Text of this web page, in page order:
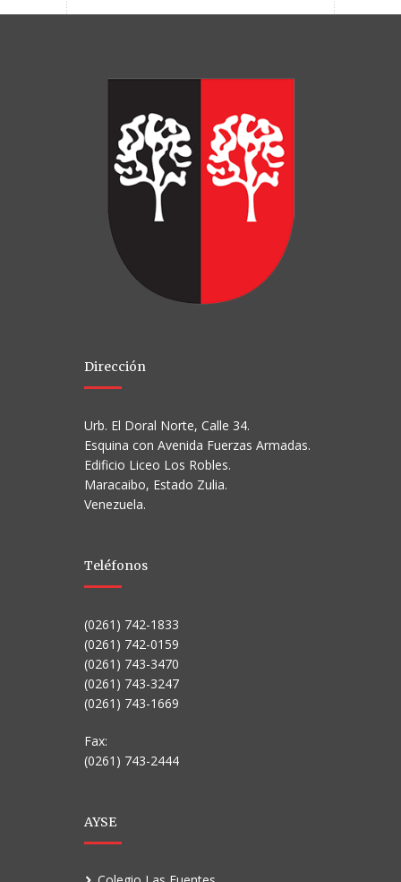
Dirección
Urb. El Doral Norte, Calle 34.
Esquina con Avenida Fuerzas Armadas.
Edificio Liceo Los Robles.
Maracaibo, Estado Zulia.
Venezuela.
Teléfonos
(0261) 742-1833
(0261) 742-0159
(0261) 743-3470
(0261) 743-3247
(0261) 743-1669
Fax:
(0261) 743-2444
AYSE